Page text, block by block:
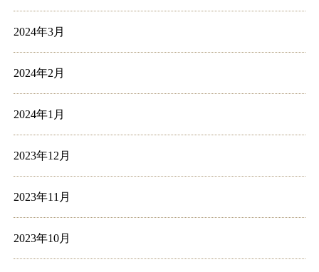
2024年3月
2024年2月
2024年1月
2023年12月
2023年11月
2023年10月